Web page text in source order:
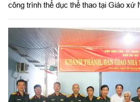
công trình thể dục thể thao tại Giáo xứ